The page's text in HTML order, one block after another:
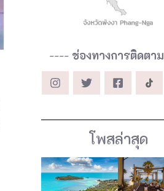
---- ช่องทางการติดตาม
โพสล่าสุด